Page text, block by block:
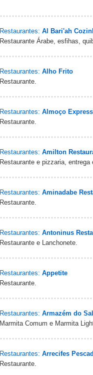
Restaurantes: Al Bari'ah
Restaurante Árabe, esfihas,
Restaurantes: Alho Frito
Restaurante.
Restaurantes: Almoço
Restaurante.
Restaurantes: Amilton
Restaurante e pizzaria,
Restaurantes: Aminadabe
Restaurante.
Restaurantes: Antoninus
Restaurante e Lanchonete.
Restaurantes: Appetite
Restaurante.
Restaurantes: Armazém do
Marmita Comum e Marmita
Restaurantes: Arrecifes
Restaurante.